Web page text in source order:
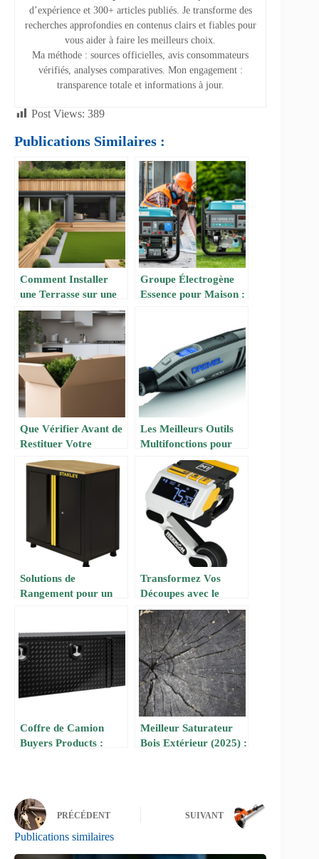
d’expérience et 300+ articles publiés. Je transforme des
recherches approfondies en contenus clairs et fiables pour
vous aider à faire les meilleurs choix.
Ma méthode : sources officielles, avis consommateurs
vérifiés, analyses comparatives. Mon engagement :
transparence totale et informations à jour.
Post Views: 389
Publications Similaires :
Comment Installer
une Terrasse sur une
Pelouse ?
Groupe Électrogène
Essence pour Maison :
Commutateur de
Transfert Automatique
Intégré
Que Vérifier Avant de
Restituer Votre
Appartement ?
Les Meilleurs Outils
Multifonctions pour
Vos Projets de
Bricolage
Solutions de
Rangement pour un
Transformez Vos
Découpes avec le
Calibre M1 de
REEKON
Coffre de Camion
Buyers Products :
Meilleur Saturateur
Bois Extérieur (2025) :
PRÉCÉDENT SUIVANT
Publications similaires